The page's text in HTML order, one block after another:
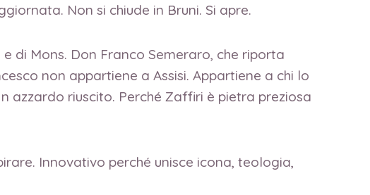
Non si chiude in Bruni. Si apre.
di Mons. Don Franco Semeraro, che riporta
non appartiene a Assisi. Appartiene a chi lo
azzardo riuscito. Perché Zaffiri è pietra preziosa
Innovativo perché unisce icona, teologia,